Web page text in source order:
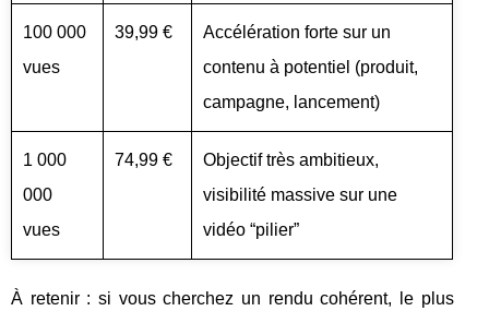
100 000
vues
39,99 €
Accélération forte sur un
contenu à potentiel (produit,
campagne, lancement)
1 000
000
vues
74,99 €
Objectif très ambitieux,
visibilité massive sur une
vidéo “pilier”
À retenir : si vous cherchez un rendu cohérent, le plus